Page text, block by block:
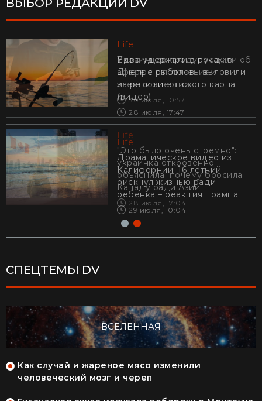
ВЫБОР РЕДАКЦИИ DV
Life
Украинцев предупредили об
афере с отключением
электроэнергии
30 июля, 10:57
Life
"Это было очень стремно":
украинка откровенно
объяснила, почему бросила
Канаду ради Азии
28 июля, 17:04
Life
Едва удержали в руках: в
Днепре рыболовы выловили
из реки гигантского карпа
(видео)
28 июля, 17:47
Life
Драматическое видео из
Калифорнии: 16-летний
рискнул жизнью ради
ребенка – реакция Трампа
29 июля, 10:04
СПЕЦТЕМЫ DV
ВСЕЛЕННАЯ
Как случай и жареное мясо изменили
человеческий мозг и череп